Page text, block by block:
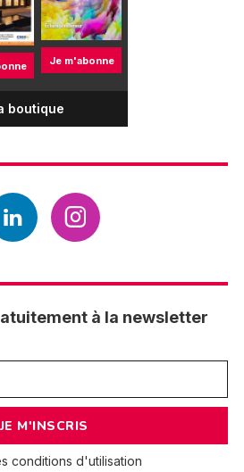
Je m'abonne
boutique
à la newsletter
conditions d'utilisation